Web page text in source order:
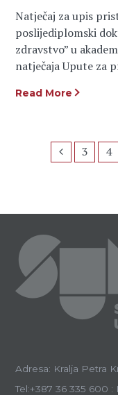
Natječaj za upis
poslijediplomski
zdravstvo” u
natječaja Upute za
Read More
3 4
Adresa: Kralja Petra
Tel:+387 36 335 600 :